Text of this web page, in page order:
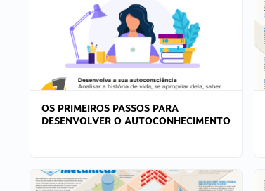
OS PRIMEIROS PASSOS PARA
DESENVOLVER O AUTOCONHECIMENTO